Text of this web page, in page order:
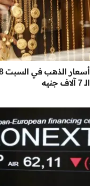
الـ 7 آلاف جنيه